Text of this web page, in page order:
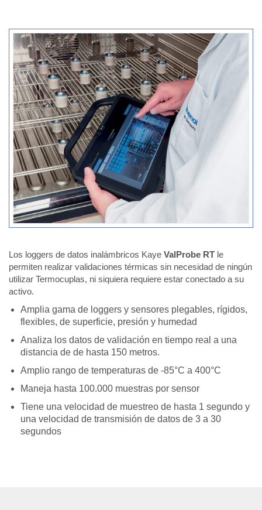
Los loggers de datos inalámbricos Kaye ValProbe RT le
permiten realizar validaciones térmicas sin necesidad de ningún
utilizar Termocuplas, ni siquiera requiere estar conectado a su
activo.
Amplia gama de loggers y sensores plegables, rígidos,
flexibles, de superficie, presión y humedad
Analiza los datos de validación en tiempo real a una
distancia de de hasta 150 metros.
Amplio rango de temperaturas de -85°C a 400°C
Maneja hasta 100.000 muestras por sensor
Tiene una velocidad de muestreo de hasta 1 segundo y
una velocidad de transmisión de datos de 3 a 30
segundos